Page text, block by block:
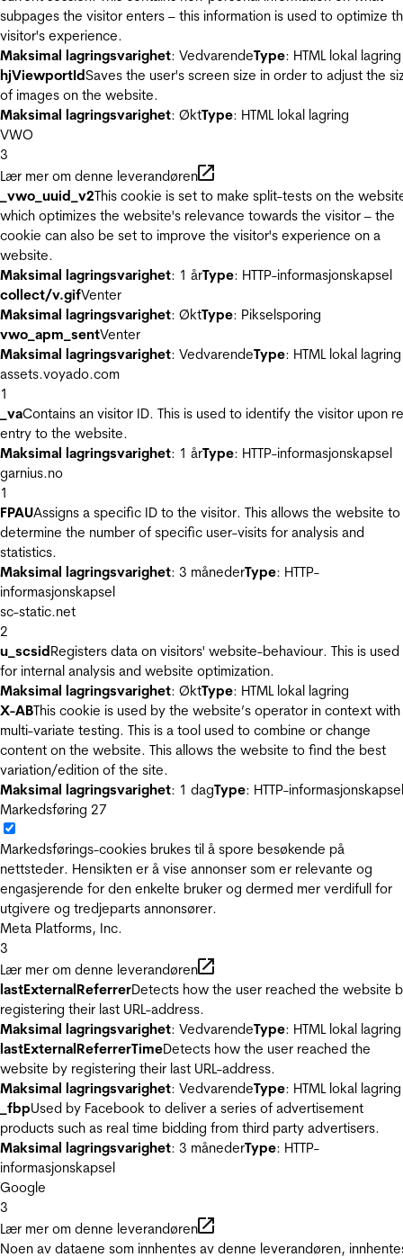
subpages the visitor enters – this information is used to optimize
visitor's experience.
Maksimal lagringsvarighet: VedvarendeType: HTML lokal lagring
hjViewportIdSaves the user's screen size in order to adjust the
of images on the website.
Maksimal lagringsvarighet: ØktType: HTML lokal lagring
VWO
3
Lær mer om denne leverandøren
_vwo_uuid_v2This cookie is set to make split-tests on the
which optimizes the website's relevance towards the visitor – the
cookie can also be set to improve the visitor's experience on a
website.
Maksimal lagringsvarighet: 1 årType: HTTP-informasjonskapsel
collect/v.gifVenter
Maksimal lagringsvarighet: ØktType: Pikselsporing
vwo_apm_sentVenter
Maksimal lagringsvarighet: VedvarendeType: HTML lokal lagring
assets.voyado.com
1
_vaContains an visitor ID. This is used to identify the visitor upon
entry to the website.
Maksimal lagringsvarighet: 1 årType: HTTP-informasjonskapsel
garnius.no
1
FPAUAssigns a specific ID to the visitor. This allows the website to
determine the number of specific user-visits for analysis and
statistics.
Maksimal lagringsvarighet: 3 månederType: HTTP-
informasjonskapsel
sc-static.net
2
u_scsidRegisters data on visitors' website-behaviour. This is used
for internal analysis and website optimization.
Maksimal lagringsvarighet: ØktType: HTML lokal lagring
X-ABThis cookie is used by the website’s operator in context with
multi-variate testing. This is a tool used to combine or change
content on the website. This allows the website to find the best
variation/edition of the site.
Maksimal lagringsvarighet: 1 dagType: HTTP-informasjonskapsel
Markedsføring 27
Markedsførings-cookies brukes til å spore besøkende på
nettsteder. Hensikten er å vise annonser som er relevante og
engasjerende for den enkelte bruker og dermed mer verdifull for
utgivere og tredjeparts annonsører.
Meta Platforms, Inc.
3
Lær mer om denne leverandøren
lastExternalReferrerDetects how the user reached the website
registering their last URL-address.
Maksimal lagringsvarighet: VedvarendeType: HTML lokal lagring
lastExternalReferrerTimeDetects how the user reached the
website by registering their last URL-address.
Maksimal lagringsvarighet: VedvarendeType: HTML lokal lagring
_fbpUsed by Facebook to deliver a series of advertisement
products such as real time bidding from third party advertisers.
Maksimal lagringsvarighet: 3 månederType: HTTP-
informasjonskapsel
Google
3
Lær mer om denne leverandøren
Noen av dataene som innhentes av denne leverandøren,